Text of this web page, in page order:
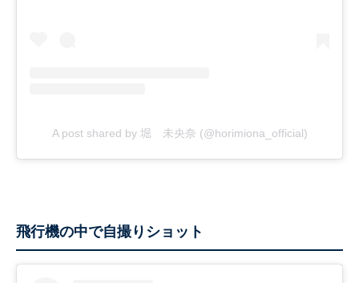
A post shared by 堀 未央奈 (@horimiona_official)
飛行機の中で自撮りショット